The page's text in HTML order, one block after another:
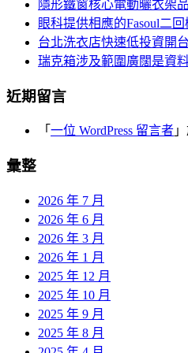
隱形鐵窗核心電動曬衣架
眼科提供相應的Fasoul二
台北洗衣店快速低投資開
瑞克箱涉及範圍廣闊是資
近期留言
「 一位 WordPress 留言者
彙整
2026 年 7 月
2026 年 6 月
2026 年 3 月
2026 年 1 月
2025 年 12 月
2025 年 10 月
2025 年 9 月
2025 年 8 月